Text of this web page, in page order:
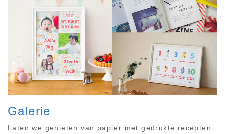
Galerie
Laten we genieten van papier met gedrukte recepten.